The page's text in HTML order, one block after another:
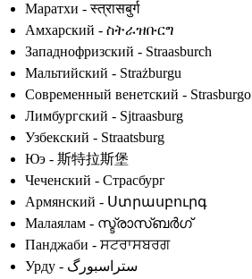
Маратхи - स्त्रासबुर्ग
Амхарский - ስትራዝቡርግ
Западнофризский - Straasburch
Мальтийский - Strażburgu
Современный венетский - Strasburgo
Лимбургский - Sjtraasburg
Узбекский - Straatsburg
Юэ - 斯特拉斯堡
Чеченский - Страсбург
Армянский - Ստրասբուրգ
Малаялам - സ്ട്രാസ്ബർഗ്
Панджаби - ਸਟਰਾਸਬਰਗ
Урду - ستراسبورگ